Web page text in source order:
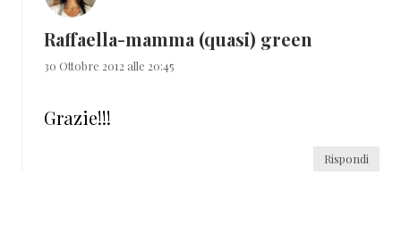
Raffaella-mamma (quasi) green
30 Ottobre 2012 alle 20:45
Grazie!!!
Rispondi